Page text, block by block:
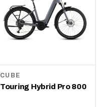
CUBE
Touring Hybrid Pro 800